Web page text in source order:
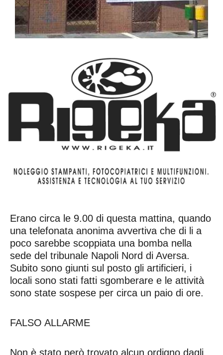
Erano circa le 9.00 di questa mattina, quando
una telefonata anonima avvertiva che di li a
poco sarebbe scoppiata una bomba nella
sede del tribunale Napoli Nord di Aversa.
Subito sono giunti sul posto gli artificieri, i
locali sono stati fatti sgomberare e le attività
sono state sospese per circa un paio di ore.
FALSO ALLARME
Non è stato però trovato alcun ordigno dagli